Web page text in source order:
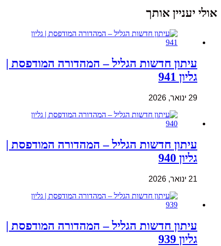
אולי יעניין אותך
עיתון חדשות הגליל – המהדורה המודפסת |
גליון 941
29 ינואר, 2026
עיתון חדשות הגליל – המהדורה המודפסת |
גליון 940
21 ינואר, 2026
עיתון חדשות הגליל – המהדורה המודפסת |
גליון 939